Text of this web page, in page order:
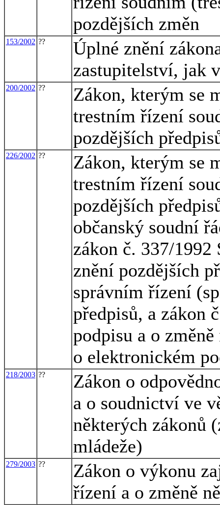
pozdějších změn
153/2002 ??
Úplné znění
zastupitelství, jak
200/2002 ??
Zákon, kterým se
trestním řízení
pozdějších
226/2002 ??
Zákon, kterým se
trestním řízení
pozdějších
občanský soudní
zákon č. 337/1992
znění pozdějších
správním řízení
předpisů, a zákon
podpisu a o
o elektronickém
218/2003 ??
Zákon o
a o soudnictví ve
některých zákonů
mládeže)
279/2003 ??
Zákon o výkonu
řízení a o změně